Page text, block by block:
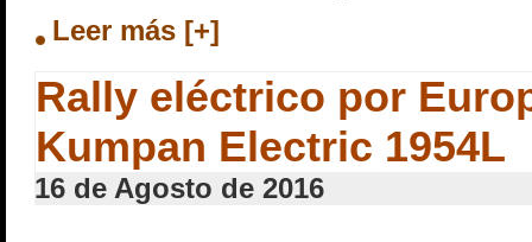
Leer más [+]
Rally eléctrico por
Kumpan Electric 1954L
16 de Agosto de 2016